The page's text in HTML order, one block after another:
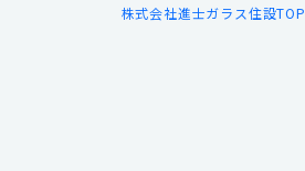
株式会社進士ガラス住設TOP